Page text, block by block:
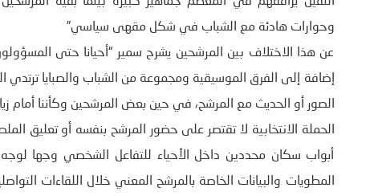
وحوارات هادئة مع الشباب في شكل مقهى سياسي”
عن هذا الاختلاف بين المرشحين يشرح سمير “أحيانا حتى
إضافة إلى الفرق الموسيقية ومجموعة من الشباب والصبايا
الصور أو الحديث مع المرشح، في حين بعض المرشحين وكأننا أمام
الحملة الانتخابية لا تقتصر على حضور المرشح بنفسه أو تعليق
أبواب سكان محددين داخل الأحياء للتفاعل الشخصي وجها
المطويات والبيانات الخاصة بالمرشح المعني خلال اللقاءات